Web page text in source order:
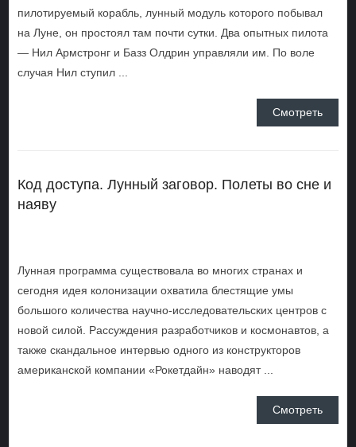
пилотируемый корабль, лунный модуль которого побывал
на Луне, он простоял там почти сутки. Два опытных пилота
— Нил Армстронг и Базз Олдрин управляли им. По воле
случая Нил ступил ...
Смотреть
Код доступа. Лунный заговор. Полеты во сне и
наяву
Лунная программа существовала во многих странах и
сегодня идея колонизации охватила блестящие умы
большого количества научно-исследовательских центров с
новой силой. Рассуждения разработчиков и космонавтов, а
также скандальное интервью одного из конструкторов
американской компании «Рокетдайн» наводят ...
Смотреть